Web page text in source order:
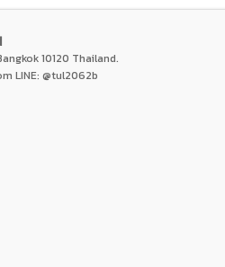
10120 Thailand.
LINE: @tul2062b